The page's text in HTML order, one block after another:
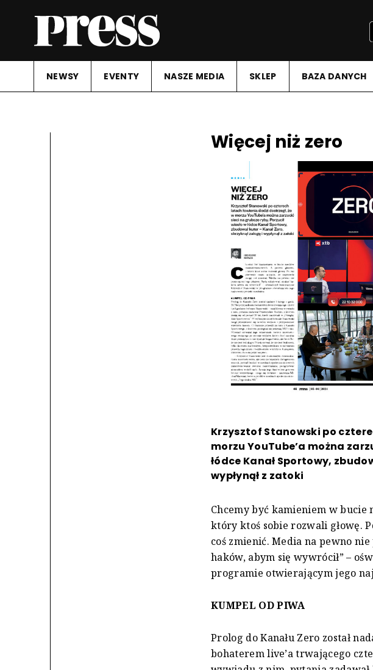
NEWSY EVENTY NASZE MEDIA SKLEP BAZA DANYCH
Więcej niż zero
Krzysztof Stanowski po
morzu YouTube’a można
łódce Kanał Sportowy,
wypłynął z zatoki
Chcemy być kamieniem w bucie
który ktoś sobie rozwali głowę.
coś zmienić. Media na pewno
haków, abym się wywrócił” –
programie otwierającym jego
KUMPEL OD PIWA
Prolog do Kanału Zero został
bohaterem live’a trwającego